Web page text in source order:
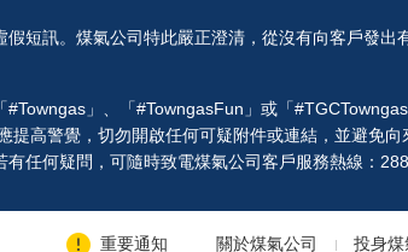
短訊。煤氣公司特此嚴正澄清，從沒有向客戶發出
」、「#TowngasFun」或「
高警覺，切勿開啟任何可疑附件或連結，並避免
任何疑問，可隨時致電煤氣公司客戶服務熱線：
重要通知 關於煤氣公司 投身煤